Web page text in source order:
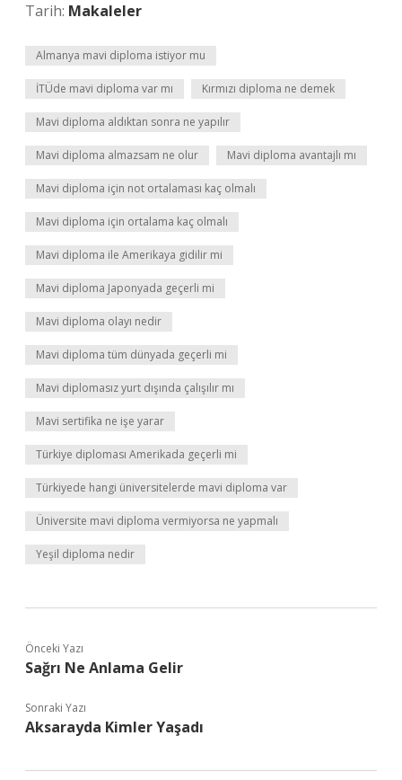
Tarih: Makaleler
Almanya mavi diploma istiyor mu
İTÜde mavi diploma var mı Kırmızı diploma ne demek
Mavi diploma aldıktan sonra ne yapılır
Mavi diploma almazsam ne olur Mavi diploma avantajlı mı
Mavi diploma için not ortalaması kaç olmalı
Mavi diploma için ortalama kaç olmalı
Mavi diploma ile Amerikaya gidilir mi
Mavi diploma Japonyada geçerli mi
Mavi diploma olayı nedir
Mavi diploma tüm dünyada geçerli mi
Mavi diplomasız yurt dışında çalışılır mı
Mavi sertifika ne işe yarar
Türkiye diploması Amerikada geçerli mi
Türkiyede hangi üniversitelerde mavi diploma var
Üniversite mavi diploma vermiyorsa ne yapmalı
Yeşil diploma nedir
Önceki Yazı
Sağrı Ne Anlama Gelir
Sonraki Yazı
Aksarayda Kimler Yaşadı